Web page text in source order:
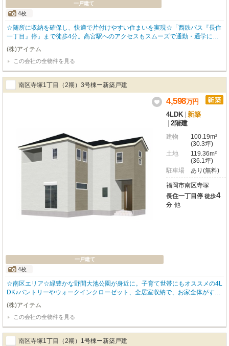
一戸建て
4枚
☆随所に収納を確保し、快適で片付けやすい住まいを実現☆「西鉄バス『長住
一丁目』停」まで徒歩4分。高宮駅へのアクセスもスムーズで通勤・通学に便
利な立地♪徒歩3分のコンビニをはじめ、保育園や病院、スーパーも身近に揃
い、日々の暮らしをしっかりサポートしてくれます☆角地で開放感があり、平
坦な地形も魅力の一つですね♪洗面室や廊下へ行き来しやすい2WAYキッチン
で、家事効率がアップ！「ちょっと気になる！」そんなお気持ちの段階からで
もお気軽にお問い合わせください☆
(株)アイテム
この会社の全物件を見る
南区寺塚1丁目（2期）3号棟ー新築戸建
一戸建て
4枚
4,598万円
4LDK 新築
2階建
建物
100.19m²
(30.3坪)
土地
119.36m²
(36.1坪)
駐車場
あり(無料)
福岡市南区寺塚
長住一丁目停 徒歩4
分 他
☆南区エリア☆緑豊かな野間大池公園が身近に。子育て世帯にもオススメの4L
DK♪パントリーやウォークインクローゼット、全居室収納で、お家全体がすっ
きり◎食洗機付きシステムキッチンや浴室乾燥機など、日々の暮らしをサポー
トする設備も充実！並列2台駐車可能。お車をお持ちの方も安心です☆徒歩10
分圏内に24時間営業スーパーがあり、時間を気にせず利用できて便利♪現地見
学やローン相談なども柔軟に対応しておりますので、お気軽にご相談ください
☆
(株)アイテム
この会社の全物件を見る
南区寺塚1丁目（2期）1号棟ー新築戸建